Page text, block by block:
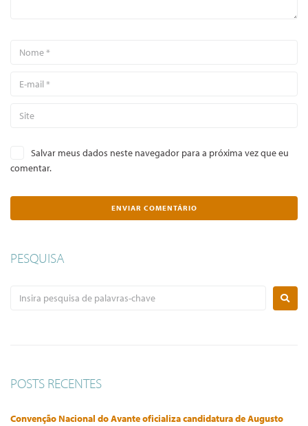
Salvar meus dados neste navegador para a próxima vez que eu
comentar.
PESQUISA
POSTS RECENTES
Convenção Nacional do Avante oficializa candidatura de Augusto